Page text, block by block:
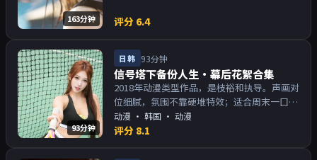
163分钟 评分 6.4
93分钟
日韩 93分钟
信号塔下备份人生·幕后花絮合集
2018年动漫类型作品，是枝裕和执导。声画对
位细腻，氛围不靠硬堆特效；适合周末一口气
追完。主演以演技派为主，适合喜欢强叙事与
人物关系的观众加入片单。
动漫 · 韩国 · 动漫
评分 8.1